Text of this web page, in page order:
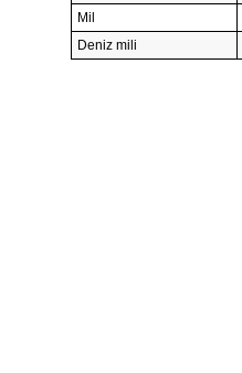
Mil
Deniz mili